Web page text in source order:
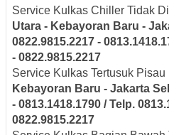
Service Kulkas Chiller Tidak
Utara - Kebayoran Baru -
0822.9815.2217 -
- 0822.9815.2217
Service Kulkas Tertusuk Pisau
Kebayoran Baru - Jakarta
- 0813.1418.1790 / Telp.
0822.9815.2217